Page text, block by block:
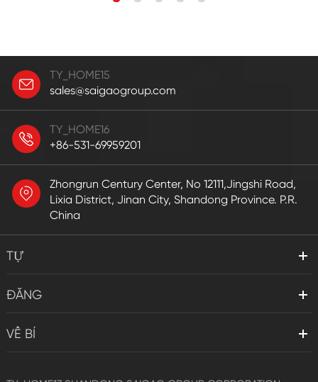
TY_HOME15
sales@saigaogroup.com
TY_HOME16
+86-531-69959201
Zhongrun Century Center, No 12111,Jingshi Road,
Lixia District, Jinan City, Shandong Province. P.R.
China
TỰ
ĐĂNG
VỀ BÍ